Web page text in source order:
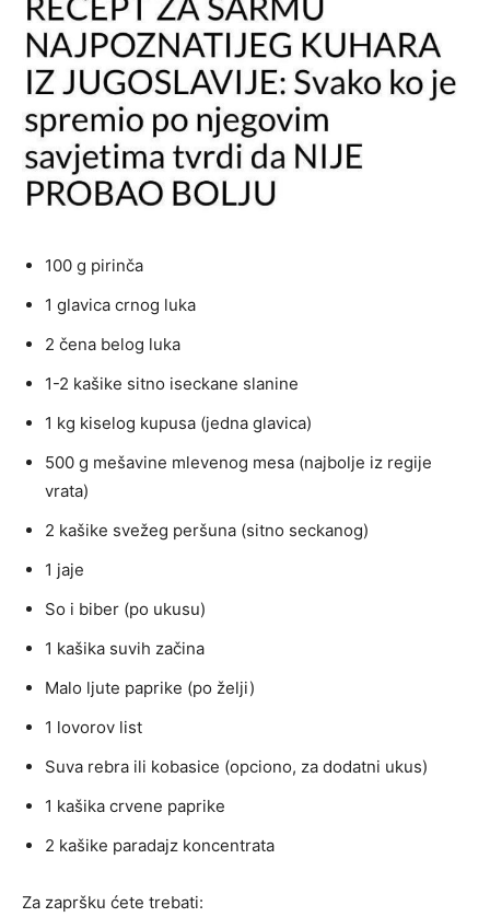
100 g pirinča
1 glavica crnog luka
2 čena belog luka
1-2 kašike sitno iseckane slanine
1 kg kiselog kupusa (jedna glavica)
500 g mešavine mlevenog mesa (najbolje iz regije
vrata)
2 kašike svežeg peršuna (sitno seckanog)
1 jaje
So i biber (po ukusu)
1 kašika suvih začina
Malo ljute paprike (po želji)
1 lovorov list
Suva rebra ili kobasice (opciono, za dodatni ukus)
1 kašika crvene paprike
2 kašike paradajz koncentrata
Za zapršku ćete trebati: